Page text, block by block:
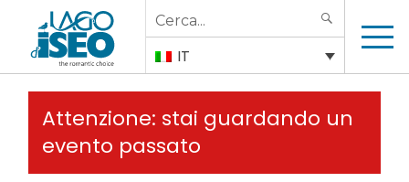
Search
for:
IT
Attenzione: stai guardando un
evento passato